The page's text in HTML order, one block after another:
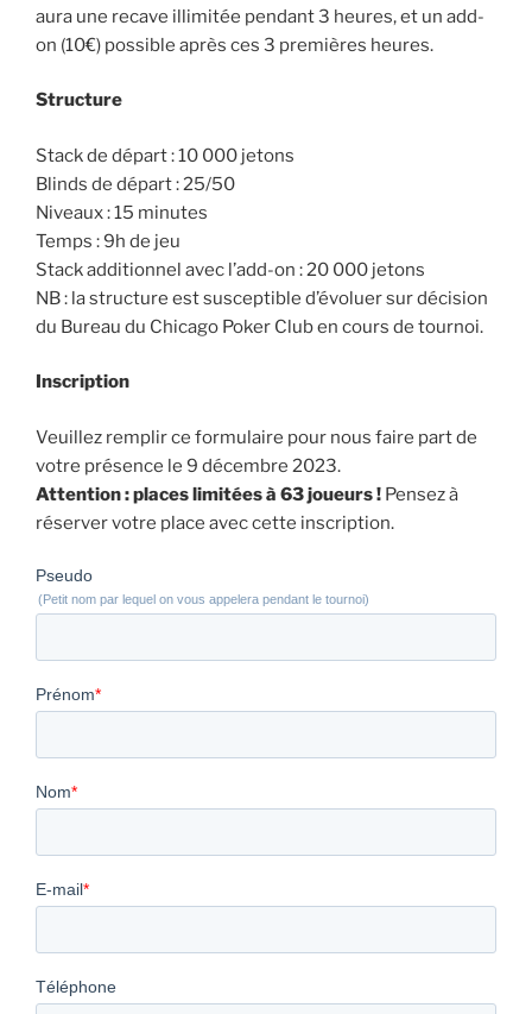
aura une recave illimitée pendant 3 heures, et un add-
on (10€) possible après ces 3 premières heures.
Structure
Stack de départ : 10 000 jetons
Blinds de départ : 25/50
Niveaux : 15 minutes
Temps : 9h de jeu
Stack additionnel avec l’add-on : 20 000 jetons
NB : la structure est susceptible d’évoluer sur décision
du Bureau du Chicago Poker Club en cours de tournoi.
Inscription
Veuillez remplir ce formulaire pour nous faire part de
votre présence le 9 décembre 2023.
Attention : places limitées à 63 joueurs ! Pensez à
réserver votre place avec cette inscription.